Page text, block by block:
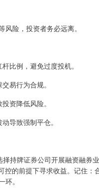
险，投资者务必远离。
比例，避免过度投机。
易行为合规。
资降低风险。
导致强制平仓。
持牌证券公司开展融资融券
的前提下寻求收益。记住
。